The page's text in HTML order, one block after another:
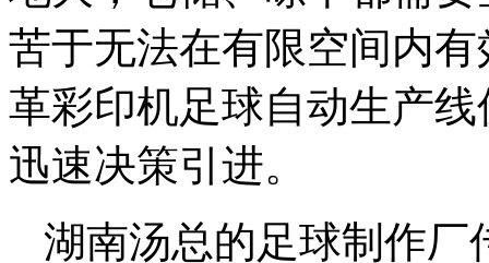
苦于无法在有限空间内
革彩印机足球自动生产
迅速决策引进。
湖南汤总的足球制作厂